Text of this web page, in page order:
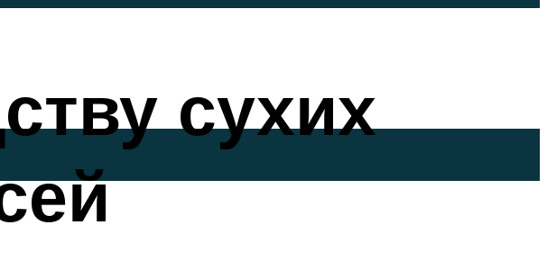
сухих